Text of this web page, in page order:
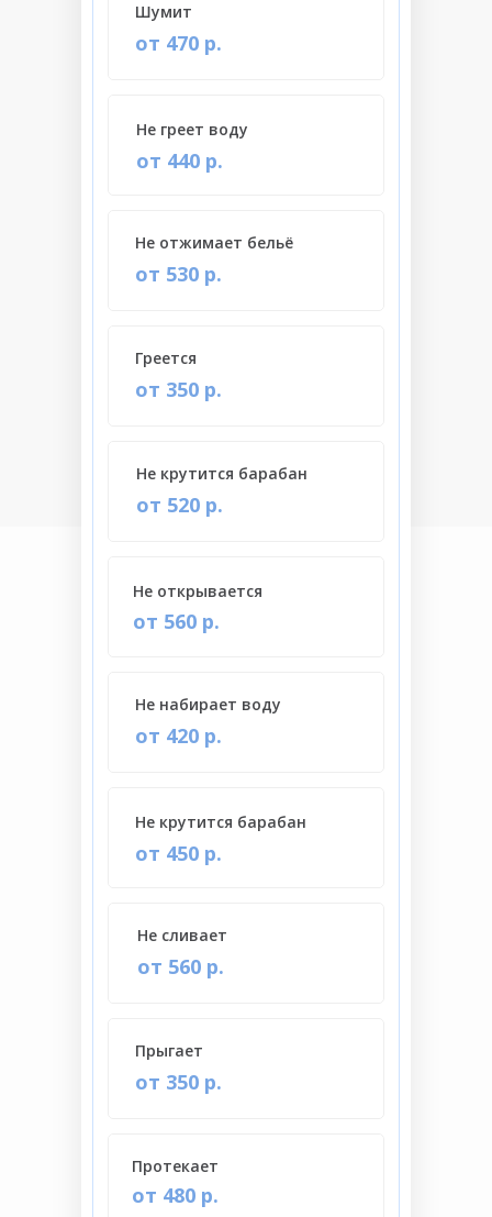
от 470 р.
Шумит
от 420 р.
Не набирает воду
от 520 р.
Не крутится барабан
от 440 р.
Не греет воду
от 450 р.
Не крутится барабан
от 560 р.
Не открывается
от 530 р.
Не отжимает бельё
от 560 р.
Не сливает
от 480 р.
Протекает
от 350 р.
Греется
от 350 р.
Прыгает